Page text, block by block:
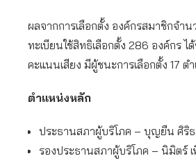
ผลจากการเลือกตั้ง องค์กรสมาชิกจำ
ทะเบียนใช้สิทธิเลือกตั้ง 286 องค์กร
คะแนนเสียง มีผู้ชนะการเลือกตั้ง 17 ต
ตำแหน่งหลัก
ประธานสภาผู้บริโภค – บุญยืน ศิริ
รองประธานสภาผู้บริโภค – นิมิตร์